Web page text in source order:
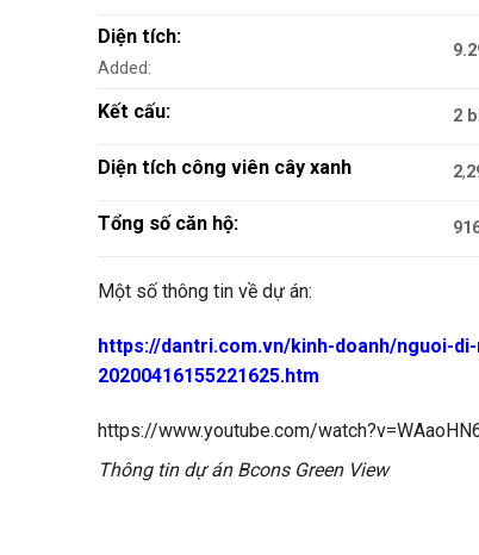
Diện tích:
Added:
Kết cấu: 2
Diện tích công viên cây xanh 2,
Tổng số căn hộ:
Một số thông tin về dự án:
https://dantri.com.vn/kinh-doanh/nguoi-
20200416155221625.htm
https://www.youtube.com/
Thông tin dự án Bcons Green View